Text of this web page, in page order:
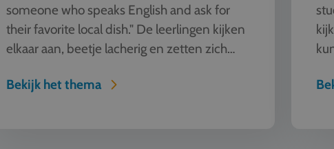
someone who speaks English and ask for
their favorite local dish." De leerlingen kijken
elkaar aan, beetje lacherig en zetten zich
Bekijk het thema